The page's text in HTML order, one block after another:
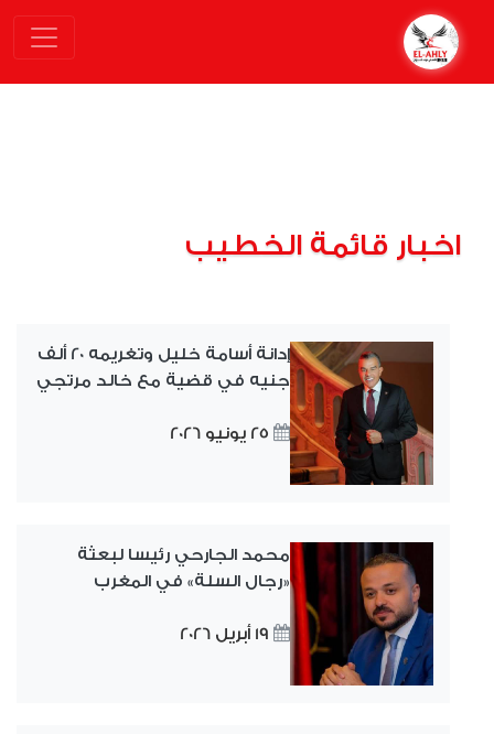
اخبار قائمة الخطيب
إدانة أسامة خليل وتغريمه 20 ألف
جنيه في قضية مع خالد مرتجي
25 يونيو 2026
محمد الجارحي رئيسا لبعثة
«رجال السلة» في المغرب
19 أبريل 2026